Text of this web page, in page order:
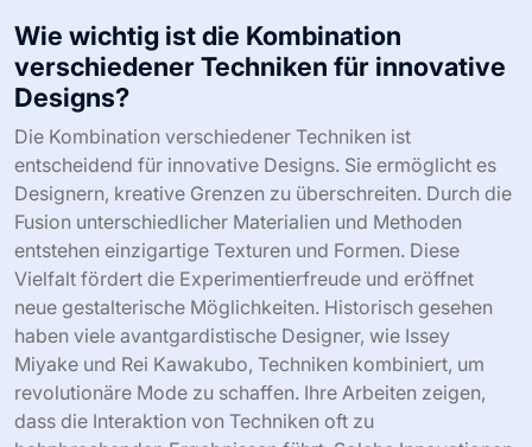
Wie wichtig ist die Kombination
verschiedener Techniken für innovative
Designs?
Die Kombination verschiedener Techniken ist
entscheidend für innovative Designs. Sie ermöglicht es
Designern, kreative Grenzen zu überschreiten. Durch die
Fusion unterschiedlicher Materialien und Methoden
entstehen einzigartige Texturen und Formen. Diese
Vielfalt fördert die Experimentierfreude und eröffnet
neue gestalterische Möglichkeiten. Historisch gesehen
haben viele avantgardistische Designer, wie Issey
Miyake und Rei Kawakubo, Techniken kombiniert, um
revolutionäre Mode zu schaffen. Ihre Arbeiten zeigen,
dass die Interaktion von Techniken oft zu